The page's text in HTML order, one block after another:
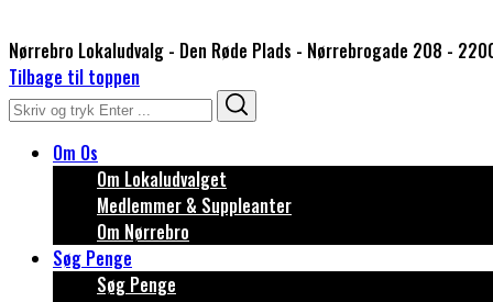
Nørrebro Lokaludvalg - Den Røde Plads - Nørrebrogade 208 -
Tilbage til toppen
Search
for:
Om Os
Om Lokaludvalget
Medlemmer & Suppleanter
Om Nørrebro
Søg Penge
Søg Penge